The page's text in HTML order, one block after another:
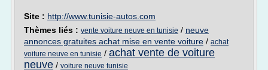
Site : http://www.tunisie-autos.com
Thèmes liés : vente voiture neuve en tunisie / neuve
annonces gratuites achat mise en vente voiture / achat
voiture neuve en tunisie / achat vente de voiture
neuve / voiture neuve tunisie